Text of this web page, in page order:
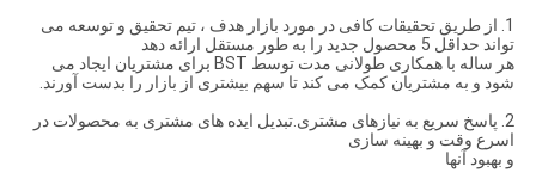
1. از طریق تحقیقات کافی در مورد بازار هدف ، تیم تحقیق و توسعه می
تواند حداقل 5 محصول جدید را به طور مستقل ارائه دهد
هر ساله با همکاری طولانی مدت توسط BST برای مشتریان ایجاد می
شود و به مشتریان کمک می کند تا سهم بیشتری از بازار را بدست آورند.
2. پاسخ سریع به نیازهای مشتری.تبدیل ایده های مشتری به محصولات در
اسرع وقت و بهینه سازی
و بهبود آنها